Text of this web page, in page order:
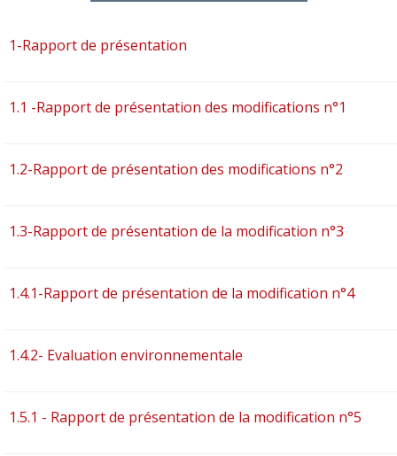
1-Rapport de présentation
1.1 -Rapport de présentation des modifications n°1
1.2-Rapport de présentation des modifications n°2
1.3-Rapport de présentation de la modification n°3
1.4.1-Rapport de présentation de la modification n°4
1.4.2- Evaluation environnementale
1.5.1 - Rapport de présentation de la modification n°5